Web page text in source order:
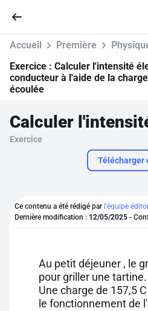
Pour profiter de 10
Accueil Première
Exercice : Calculer l'intensité
conducteur à l'aide de la
écoulée
Exercice
Télécharger
Ce contenu a été rédigé par l'équipe
Dernière modification : 12/05/2025 -
Au petit déjeuner , le
pour griller une tartine.
Une charge de 157,5
le fonctionnement de